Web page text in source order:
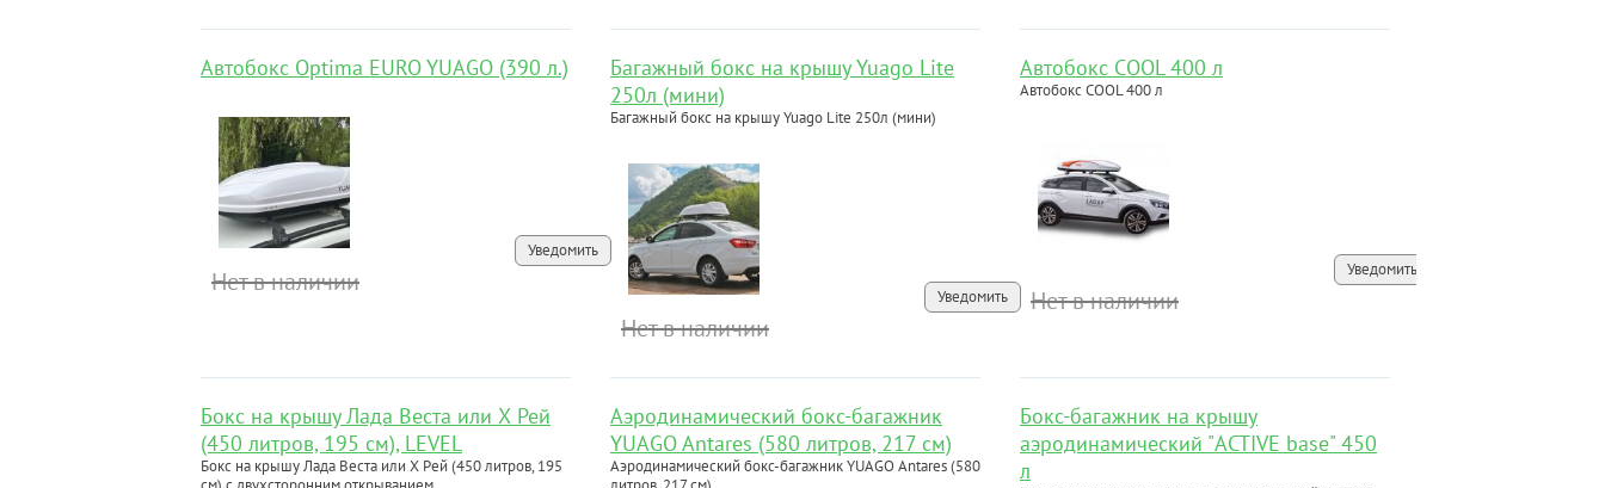
Автобокс Optima EURO YUAGO (390 л.)
Нет в наличии
Уведомить
Багажный бокс на крышу Yuago Lite
250л (мини)
Багажный бокс на крышу Yuago Lite 250л (мини)
Нет в наличии
Уведомить
Автобокс COOL 400 л
Автобокс COOL 400 л
Нет в наличии
Уведомить
Бокс на крышу Лада Веста или Х Рей
(450 литров, 195 см), LEVEL
Бокс на крышу Лада Веста или Х Рей (450 литров, 195
Аэродинамический бокс-багажник
YUAGO Antares (580 литров, 217 см)
Аэродинамический бокс-багажник YUAGO Antares (580
Бокс-багажник на крышу
аэродинамический "ACTIVE base" 450
л